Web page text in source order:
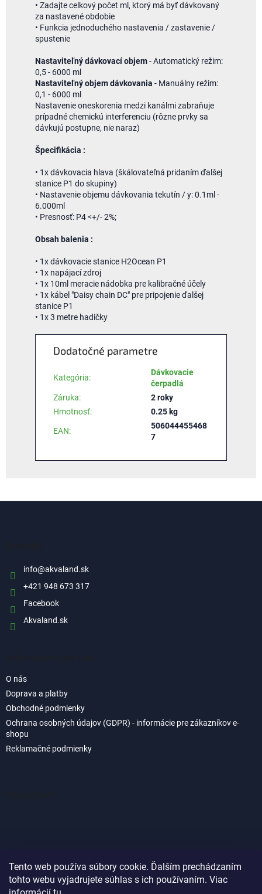
Tento web používa súbory cookie. Ďalším prechádzaním
tohto webu vyjadrujete súhlas s ich používaním. Viac
• Zadajte celkový počet ml, ktorý má byť dávkovaný
za nastavené obdobie
• Funkcia jednoduchého nastavenia / zastavenie /
spustenie
Nastaviteľný dávkovací objem- Automatický režim:
0,5 - 6000 ml
Nastaviteľný objem dávkovania - Manuálny režim:
0,1 - 6000 ml
Nastavenie oneskorenia medzi kanálmi zabraňuje
prípadné chemickú interferenciu (rôzne prvky sa
dávkujú postupne, nie naraz)
Špecifikácia :
• 1x dávkovacia hlava (škálovateľná pridaním ďalšej
stanice P1 do skupiny)
• Nastavenie objemu dávkovania tekutín / y: 0.1ml -
6.000ml
• Presnosť: P4 <+/- 2%;
Obsah balenia :
• 1x dávkovacie stanice H2Ocean P1
• 1x napájací zdroj
• 1x 10ml meracie nádobka pre kalibračné účely
• 1x kábel "Daisy chain DC" pre pripojenie ďalšej
stanice P1
• 1x 3 metre hadičky
Dodatočné parametre
Kategória:
Dávkovacie
čerpadlá
Záruka:
2 roky
Hmotnosť: 0.25 kg
EAN:
506044455468
7
info@akvaland.sk
+421 948 673 317
Facebook
Akvaland.sk
O nás
Doprava a platby
Obchodné podmienky
Ochrana osobných údajov (GDPR) - informácie pre zákazníkov e-
shopu
Reklamačné podmienky
Sledovať na Instagrame